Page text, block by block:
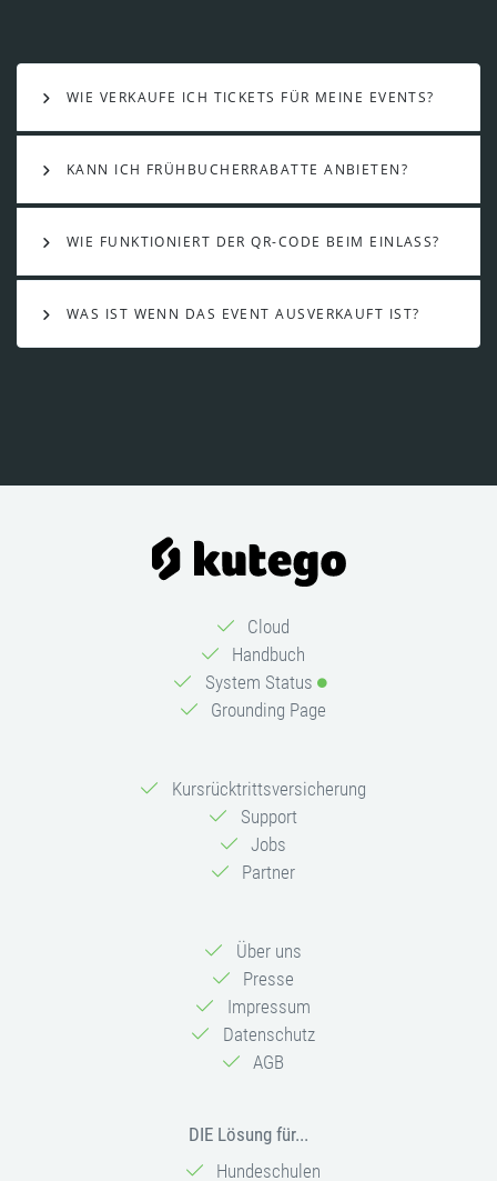
WIE VERKAUFE ICH TICKETS FÜR MEINE EVENTS?
KANN ICH FRÜHBUCHERRABATTE ANBIETEN?
WIE FUNKTIONIERT DER QR-CODE BEIM EINLASS?
WAS IST WENN DAS EVENT AUSVERKAUFT IST?
Cloud
Handbuch
System Status
Grounding Page
Kursrücktrittsversicherung
Support
Jobs
Partner
Über uns
Presse
Impressum
Datenschutz
AGB
DIE Lösung für...
Hundeschulen